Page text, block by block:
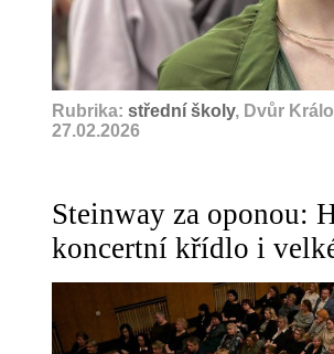
Rubrika: střední školy, Dvůr
27.02.2026
Steinway za oponou:
koncertní křídlo i